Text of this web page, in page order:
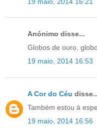
Anónimo disse...
Globos de ouro,
19 maio, 2014 16:53
A Cor do Céu
Também estou à
19 maio, 2014 16:56